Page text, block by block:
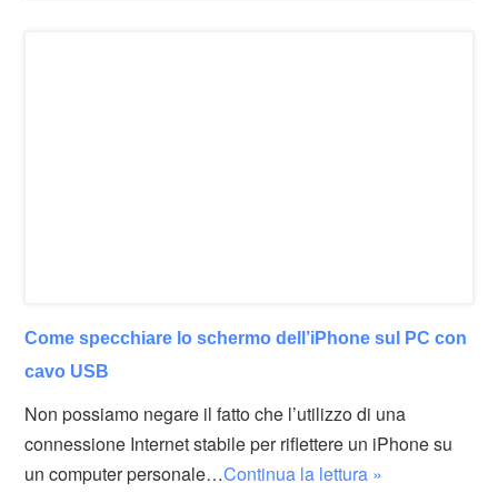
Come specchiare lo schermo dell’iPhone sul PC con
cavo USB
Non possiamo negare il fatto che l’utilizzo di una
connessione Internet stabile per riflettere un iPhone su
un computer personale…Continua la lettura »